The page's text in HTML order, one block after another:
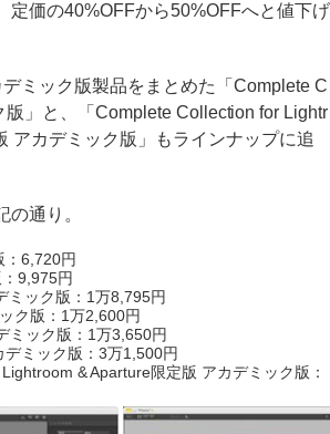
定価の40%OFFから50%OFFへと値下げ
ミック版製品をまとめた「Complete C
」と、「Complete Collection for Lightr
アカデミック版」もラインナップに追
通り。
：6,720円
9,975円
ミック版：1万8,795円
ク版：1万2,600円
ミック版：1万3,650円
ミック版：3万1,500円
& Aparture限定版 アカデミック版：